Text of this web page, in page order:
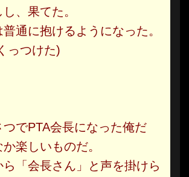
、果てた。
通に抱けるようになった。
っつけた)
でPTA会長になった俺だ
楽しいものだ。
ら「会長さん」と声を掛けら